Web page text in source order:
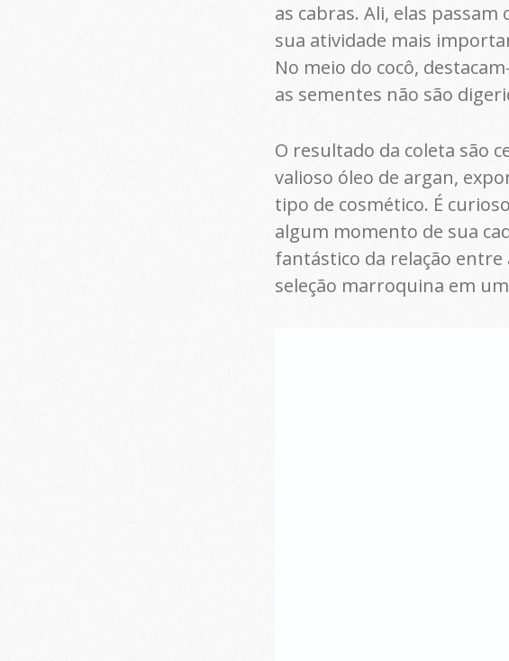
as cabras. Ali, elas
sua atividade mais
No meio do cocô,
as sementes não são
O resultado da coleta são
valioso óleo de argan,
tipo de cosmético. É
algum momento de sua
fantástico da relação
seleção marroquina em